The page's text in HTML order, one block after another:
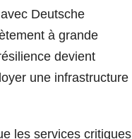
Deutsche
à grande
devient
une infrastructure
les services critiques